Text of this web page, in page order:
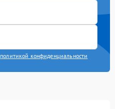
политикой конфиденциальности